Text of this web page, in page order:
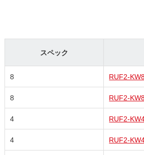
スペック
8 RUF2-
8 RUF2-
4 RUF2-
4 RUF2-